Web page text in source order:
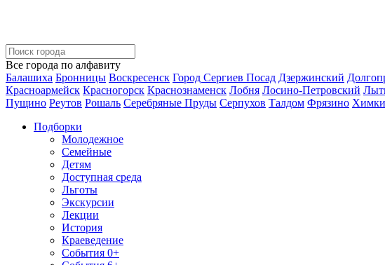
Все города по алфавиту
Балашиха Бронницы Воскресенск Город Сергиев Посад Дзержинский
Красноармейск Красногорск Краснознаменск Лобня Лосино-Петровский
Пущино Реутов Рошаль Серебряные Пруды Серпухов Талдом Фрязино Химки
Подборки
Молодежное
Семейные
Детям
Доступная среда
Льготы
Экскурсии
Лекции
История
Краеведение
События 0+